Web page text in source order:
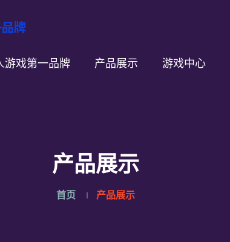
游戏第一品牌 产品展示 游戏中心
产品展示
首页 产品展示